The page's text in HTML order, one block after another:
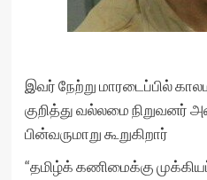
இவர் நேற்று மாரடைப்பில்
குறித்து வல்லமை
பின்வருமாறு கூறுகிறார்
“தமிழ்க் கணிமைக்கு